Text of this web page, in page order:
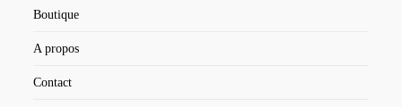
Boutique
A propos
Contact